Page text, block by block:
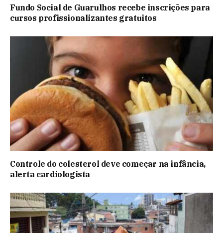
Fundo Social de Guarulhos recebe inscrições para
cursos profissionalizantes gratuitos
Controle do colesterol deve começar na infância,
alerta cardiologista